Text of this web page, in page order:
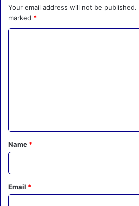
Your email address will not be published.
marked *
*
Name *
Email *